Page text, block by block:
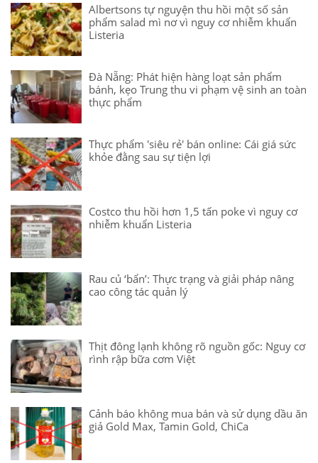
Albertsons tự nguyện thu hồi một số sản
phẩm salad mì nơ vì nguy cơ nhiễm khuẩn
Listeria
Đà Nẵng: Phát hiện hàng loạt sản phẩm
bánh, kẹo Trung thu vi phạm vệ sinh an toàn
thực phẩm
Thực phẩm 'siêu rẻ' bán online: Cái giá sức
khỏe đằng sau sự tiện lợi
Costco thu hồi hơn 1,5 tấn poke vì nguy cơ
nhiễm khuẩn Listeria
Rau củ ‘bẩn’: Thực trạng và giải pháp nâng
cao công tác quản lý
Thịt đông lạnh không rõ nguồn gốc: Nguy cơ
rình rập bữa cơm Việt
Cảnh báo không mua bán và sử dụng dầu ăn
giả Gold Max, Tamin Gold, ChiCa